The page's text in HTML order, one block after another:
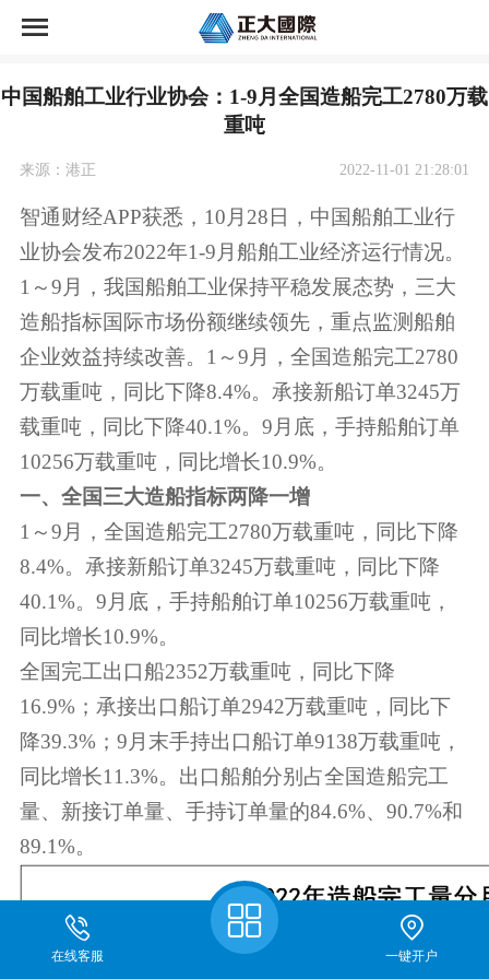
正大国际期货荣誉
正大国际期货开户
资讯中心
市场交易
关于公司
中国船舶工业行业协会：1-9月全国造船完工2780万载
重吨
来源：港正 2022-11-01 21:28:01
智通财经APP获悉，10月28日，中国船舶工业行
业协会发布2022年1-9月船舶工业经济运行情况。
1～9月，我国船舶工业保持平稳发展态势，三大
造船指标国际市场份额继续领先，重点监测船舶
企业效益持续改善。1～9月，全国造船完工2780
万载重吨，同比下降8.4%。承接新船订单3245万
载重吨，同比下降40.1%。9月底，手持船舶订单
10256万载重吨，同比增长10.9%。
一、全国三大造船指标两降一增
1～9月，全国造船完工2780万载重吨，同比下降
8.4%。承接新船订单3245万载重吨，同比下降
40.1%。9月底，手持船舶订单10256万载重吨，
同比增长10.9%。
全国完工出口船2352万载重吨，同比下降
16.9%；承接出口船订单2942万载重吨，同比下
降39.3%；9月末手持出口船订单9138万载重吨，
同比增长11.3%。出口船舶分别占全国造船完工
量、新接订单量、手持订单量的84.6%、90.7%和
89.1%。
在线客服 一键开户